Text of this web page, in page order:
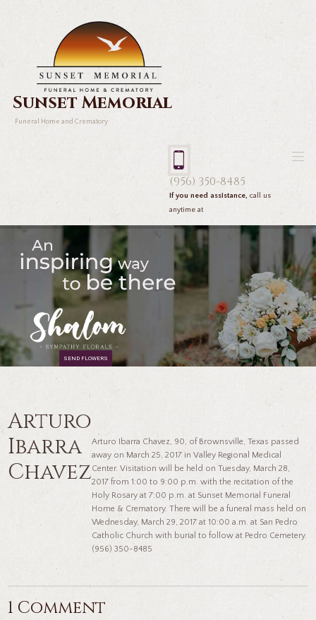
Sunset Memorial
Funeral Home and Crematory
(956) 350-8485
If you need assistance, call us
anytime at
SEND FLOWERS
Arturo
Ibarra
Chavez
Arturo Ibarra Chavez, 90, of Brownsville, Texas passed
away on March 25, 2017 in Valley Regional Medical
Center. Visitation will be held on Tuesday, March 28,
2017 from 1:00 to 9:00 p.m. with the recitation of the
Holy Rosary at 7:00 p.m. at Sunset Memorial Funeral
Home & Crematory. There will be a funeral mass held on
Wednesday, March 29, 2017 at 10:00 a.m. at San Pedro
Catholic Church with burial to follow at Pedro Cemetery.
(956) 350-8485
1 Comment